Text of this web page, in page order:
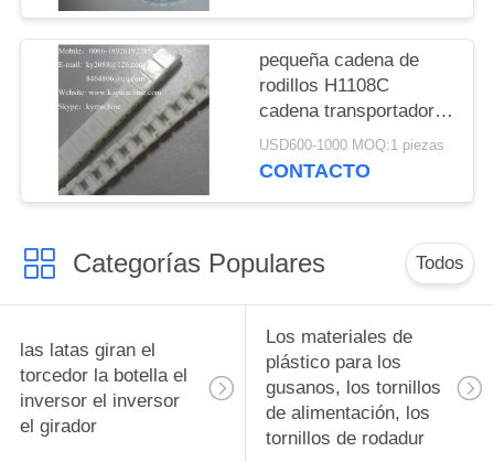
fábrica
pequeña cadena de
rodillos H1108C
cadena transportadora
de plástico en
miniatura de alta
fabricante
USD600-1000 MOQ:1 piezas
CONTACTO
Categorías Populares Todos
las latas giran el
torcedor la botella el
inversor el inversor
el girador
Los materiales de
plástico para los
gusanos, los tornillos
de alimentación, los
tornillos de rodadur